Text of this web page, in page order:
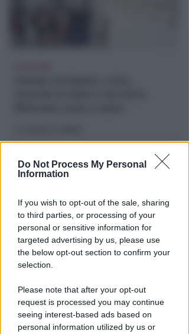
Do Not Process My Personal
Information
If you wish to opt-out of the sale, sharing
to third parties, or processing of your
personal or sensitive information for
targeted advertising by us, please use
the below opt-out section to confirm your
selection.
Please note that after your opt-out
request is processed you may continue
seeing interest-based ads based on
personal information utilized by us or
DUE INFERMIERE INDAGATE
in pronto soccorso, ma non c'è
nesso causale
diLamberto Abbati